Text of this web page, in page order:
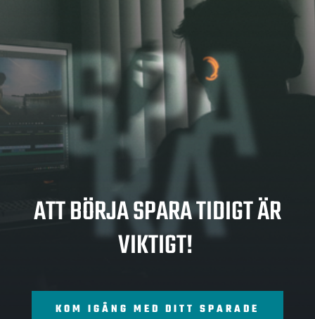
SPA
RA
ATT BÖRJA SPARA TIDIGT ÄR
VIKTIGT!
KOM IGÅNG MED DITT SPARADE